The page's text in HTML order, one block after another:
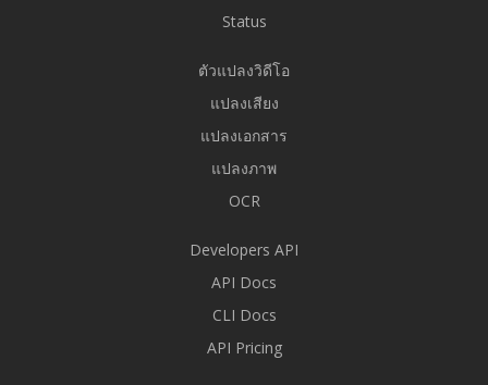
Status
ตัวแปลงวิดีโอ
แปลงเสียง
แปลงเอกสาร
แปลงภาพ
OCR
Developers API
API Docs
CLI Docs
API Pricing